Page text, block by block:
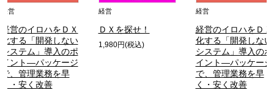
経営
経営のイロハをＤＸ
化する「開発しない
システム」導入のポ
イント―パッケージ
で、管理業務を早
く・安く改善
経営
ＤＸを探せ！
1,980円(税込)
経営
経営のイロハをＤＸ
化する「開発しない
システム」導入のポ
イント―パッケージ
で、管理業務を早
く・安く改善